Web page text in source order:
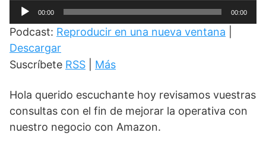
Reproductor
de
audio
00:00 00:00
Podcast: Reproducir en una nueva ventana
Descargar
Suscríbete RSS Más
Hola querido escuchante hoy revisamos vuestras
consultas con el fin de mejorar la operativa con
nuestro negocio con Amazon.